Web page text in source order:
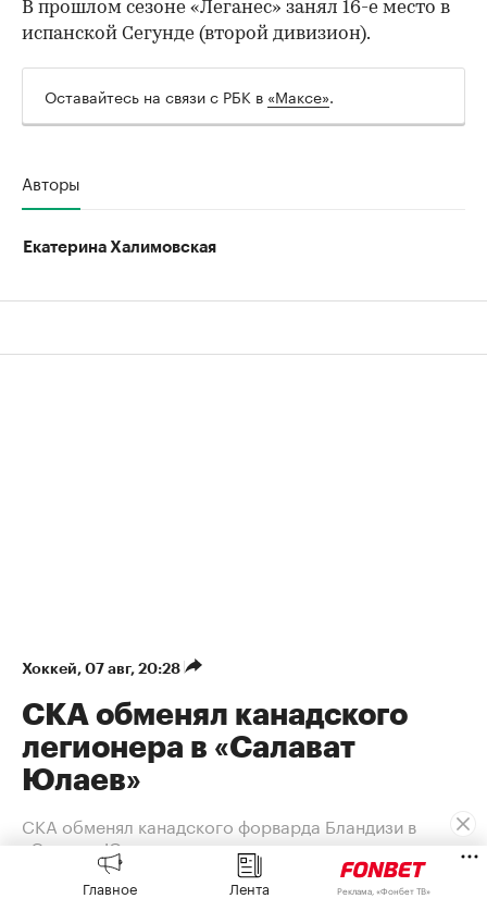
В прошлом сезоне «Леганес» занял 16-е место в
испанской Сегунде (второй дивизион).
Оставайтесь на связи с РБК в «Максе».
Авторы
Екатерина Халимовская
Хоккей⁠, 07 авг, 20:28
СКА обменял канадского
легионера в «Салават
Юлаев»
СКА обменял канадского форварда Бландизи в
«Салават Юлаев»
Форвард Джозеф Бландизи продолжит
Главное Лента Реклама, «Фонбет ТВ»